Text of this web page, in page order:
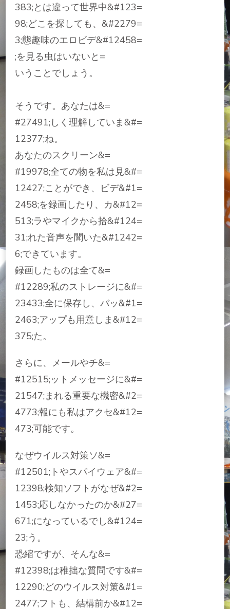
383;とは違って世界中&#123=
98;どこを探しても、&#2279=
3;態趣味のエロビデ&#12458=
;を見る虫はいないと=
いうことでしょう。
そうです。あなたは&=
#27491;しく理解していま&#=
12377;ね。
あなたのスクリーン&=
#19978;全ての物を私は見&#=
12427;ことができ、ビデ&#1=
2458;を録画したり、カ&#12=
513;ラやマイクから拾&#124=
31;れた音声を聞いた&#1242=
6;できています。
録画したものは全て&=
#12289;私のストレージに&#=
23433;全に保存し、バッ&#1=
2463;アップも用意しま&#12=
375;た。
さらに、メールやチ&=
#12515;ットメッセージに&#=
21547;まれる重要な機密&#2=
4773;報にも私はアクセ&#12=
473;可能です。
なぜウイルス対策ソ&=
#12501;トやスパイウェア&#=
12398;検知ソフトがなぜ&#2=
1453;応しなかったのか&#27=
671;になっているでし&#124=
23;う。
恐縮ですが、そんな&=
#12398;は稚拙な質問です&#=
12290;どのウイルス対策&#1=
2477;フトも、結構前か&#12=